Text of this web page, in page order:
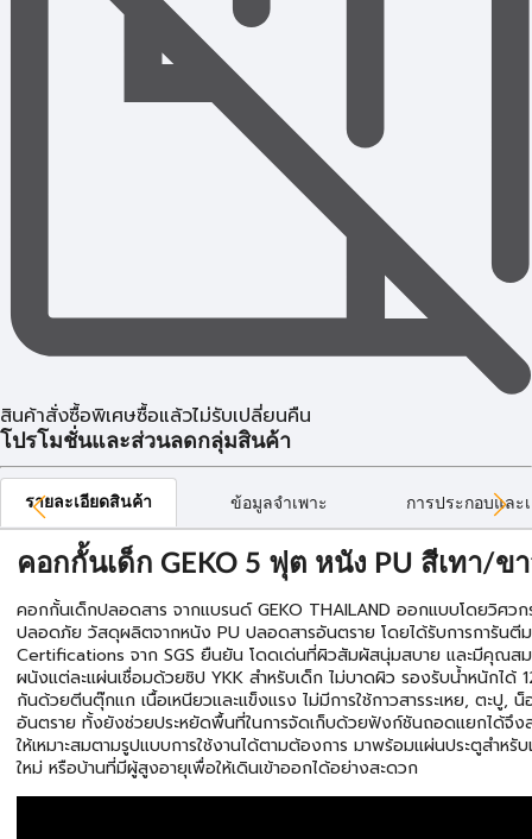
สินค้าสั่งซื้อพิเศษซื้อแล้วไม่รับเปลี่ยนคืน
โปรโมชั่นและส่วนลดกลุ่มสินค้า
รายละเอียดสินค้า ข้อมูลจำเพาะ การประกอบและ
คอกกั้นเด็ก GEKO 5 ฟุต หนัง PU สีเทา/ข
คอกกั้นเด็กปลอดสาร จากแบรนด์ GEKO THAILAND ออกแบบโดยวิศวก
ปลอดภัย วัสดุผลิตจากหนัง PU ปลอดสารอันตราย โดยได้รับการการันตีม
Certifications จาก SGS ยืนยัน โดดเด่นที่ผิวสัมผัสนุ่มสบาย และมีคุณสม
ผนังแต่ละแผ่นเชื่อมด้วยซิป YKK สำหรับเด็ก ไม่บาดผิว รองรับน้ำหนักไ
กันด้วยตีนตุ๊กแก เนื้อเหนียวและแข็งแรง ไม่มีการใช้กาวสารระเหย, ตะปู,
อันตราย ทั้งยังช่วยประหยัดพื้นที่ในการจัดเก็บด้วยฟังก์ชันถอดแยกได้จึง
ให้เหมาะสมตามรูปแบบการใช้งานได้ตามต้องการ มาพร้อมแผ่นประตูสำห
ใหม่ หรือบ้านที่มีผู้สูงอายุเพื่อให้เดินเข้าออกได้อย่างสะดวก